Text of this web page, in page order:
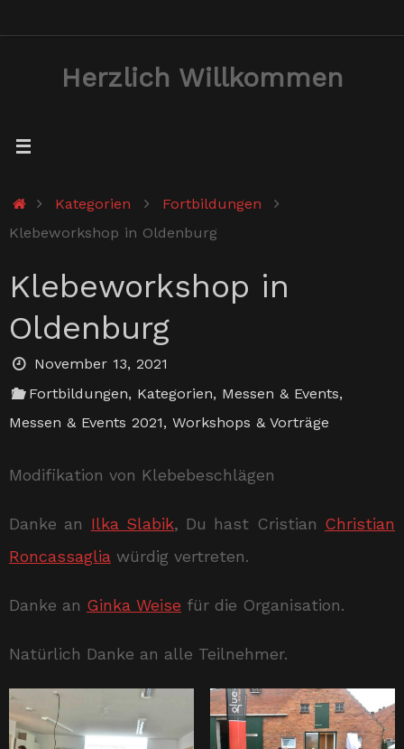
Herzlich Willkommen
StartKategorien
Fortbildungen
Klebeworkshop in Oldenburg
Klebeworkshop in
Oldenburg
November 13, 2021
Fortbildungen, Kategorien, Messen & Events,
Messen & Events 2021, Workshops & Vorträge
Modifikation von Klebebeschlägen
Danke an Ilka Slabik, Du hast Cristian Christian
Roncassaglia würdig vertreten.
Danke an Ginka Weise für die Organisation.
Natürlich Danke an alle Teilnehmer.